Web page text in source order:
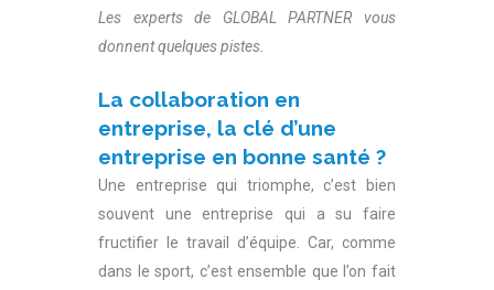
Les experts de GLOBAL PARTNER vous
donnent quelques pistes.
La collaboration en
entreprise, la clé d’une
entreprise en bonne santé ?
Une entreprise qui triomphe, c’est bien
souvent une entreprise qui a su faire
fructifier le travail d’équipe. Car, comme
dans le sport, c’est ensemble que l’on fait